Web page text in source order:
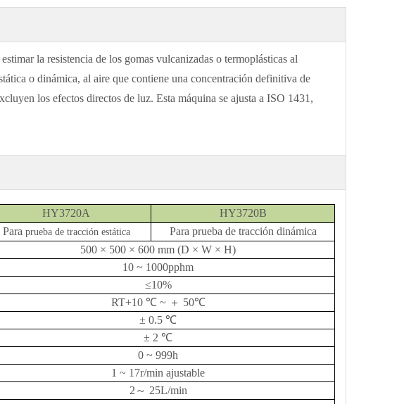
estimar la resistencia de los gomas vulcanizadas o termoplásticas al
o dinámica, al aire que contiene una concentración definitiva de
los efectos directos de luz. Esta máquina se ajusta a ISO 1431,
HY3720A
HY3720B
Para prueba de tracción estática
Para prueba de tracción dinámica
500 × 500 × 600 mm (D × W × H)
10 ~ 1000pphm
≤10%
RT+10 ℃ ~ ＋ 50℃
± 0.5 ℃
± 2 ℃
0 ~ 999h
1 ~ 17r/min ajustable
2 ～ 25L/min